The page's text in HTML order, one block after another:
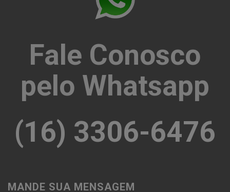
Fale Conosco
pelo Whatsapp
(16) 3306-6476
MANDE SUA MENSAGEM